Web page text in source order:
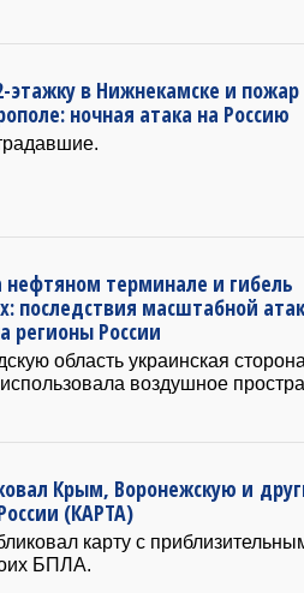
этажку в Нижнекамске и
ночная атака на Россию
нефтяном терминале и гибель
последствия масштабной
регионы России
область украинская
воздушное
Крым, Воронежскую и
(КАРТА)
карту с
БПЛА.